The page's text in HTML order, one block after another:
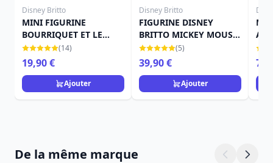
Disney Britto
MINI FIGURINE
BOURRIQUET ET LE
PAPILLON DISNEY
BRITTO
(14)
19,90 €
Ajouter
Disney Britto
FIGURINE DISNEY
BRITTO MICKEY MOUSE
CM.15
(5)
39,90 €
Ajouter
De la même marque